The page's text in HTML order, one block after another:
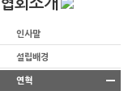
협회소개
인사말
설립배경
연혁